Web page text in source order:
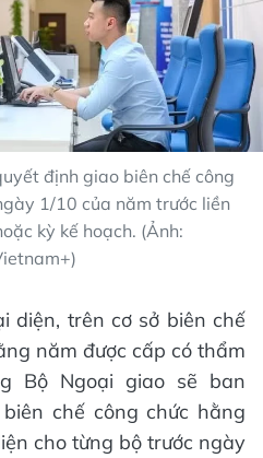
định giao biên chế công
1/10 của năm trước liền
kỳ kế hoạch. (Ảnh:
diện, trên cơ sở biên chế
năm được cấp có thẩm
Bộ Ngoại giao sẽ ban
chế công chức hằng
cho từng bộ trước ngày